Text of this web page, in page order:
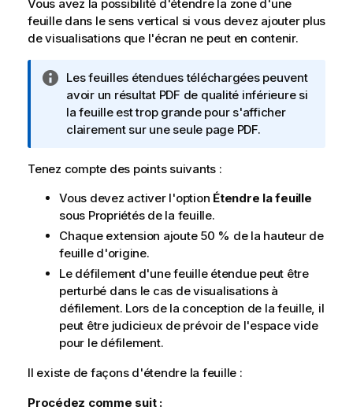
Vous avez la possibilité d'étendre la zone d'une
feuille dans le sens vertical si vous devez ajouter plus
de visualisations que l'écran ne peut en contenir.
N
o
t
e
n
o
r
m
a
o
Les feuilles étendues téléchargées peuvent
avoir un résultat PDF de qualité inférieure si
la feuille est trop grande pour s'afficher
clairement sur une seule page PDF.
Tenez compte des points suivants :
Vous devez activer l'option Étendre la feuille
sous Propriétés de la feuille.
Chaque extension ajoute 50 % de la hauteur de
feuille d'origine.
Le défilement d'une feuille étendue peut être
perturbé dans le cas de visualisations à
défilement. Lors de la conception de la feuille, il
peut être judicieux de prévoir de l'espace vide
pour le défilement.
Il existe de façons d'étendre la feuille :
Procédez comme suit :